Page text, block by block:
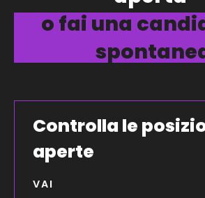
o fai una
Controlla le
aperte
VAI